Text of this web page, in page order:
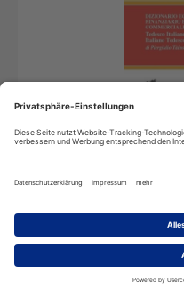
Online Wörterbuch
pro Jahr